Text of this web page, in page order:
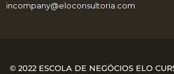
incompany@eloconsultoria.com
© 2022 ESCOLA DE NEGÓCIOS ELO